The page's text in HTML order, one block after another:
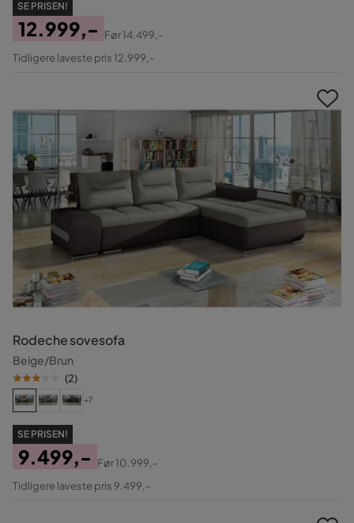
SE PRISEN!
Pris
12.999,-
Original
Før14.499,-
Tidligere laveste pris 12.999,-
Rodeche sovesofa
Beige/Brun
(2)
+7
SE PRISEN!
Pris
9.499,-
Original
Før10.999,-
Tidligere laveste pris 9.499,-